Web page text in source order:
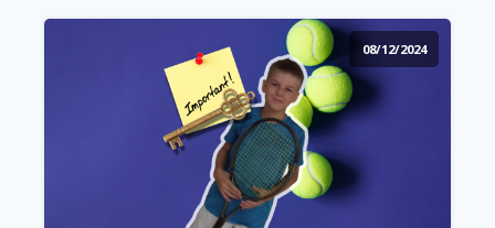
08/12/2024